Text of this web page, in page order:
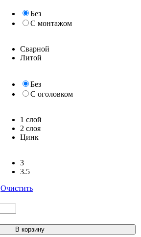
Без
С монтажом
Сварной
Литой
Без
С оголовком
1 слой
2 слоя
Цинк
3
3.5
Очистить
В корзину